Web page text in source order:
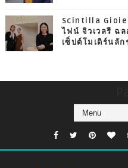
Scintilla
ไฟน์ จิวเวลรี ฉ
เซ็ปต์โมเดิร์นลั